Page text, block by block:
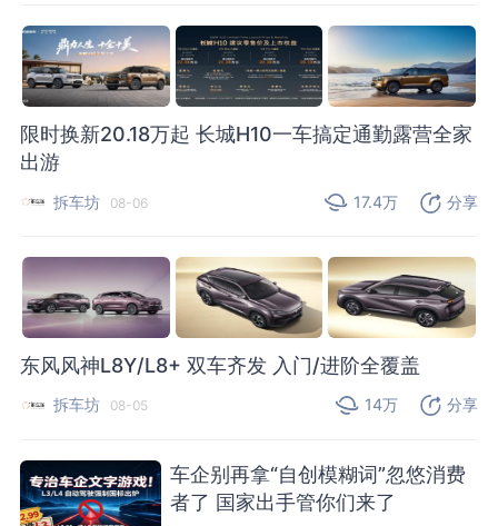
限时换新20.18万起 长城H10一车搞定通勤露营全家
出游
拆车坊 08-06 17.4万 分享
东风风神L8Y/L8+ 双车齐发 入门/进阶全覆盖
拆车坊 08-05 14万 分享
车企别再拿“自创模糊词”忽悠消费
者了 国家出手管你们来了